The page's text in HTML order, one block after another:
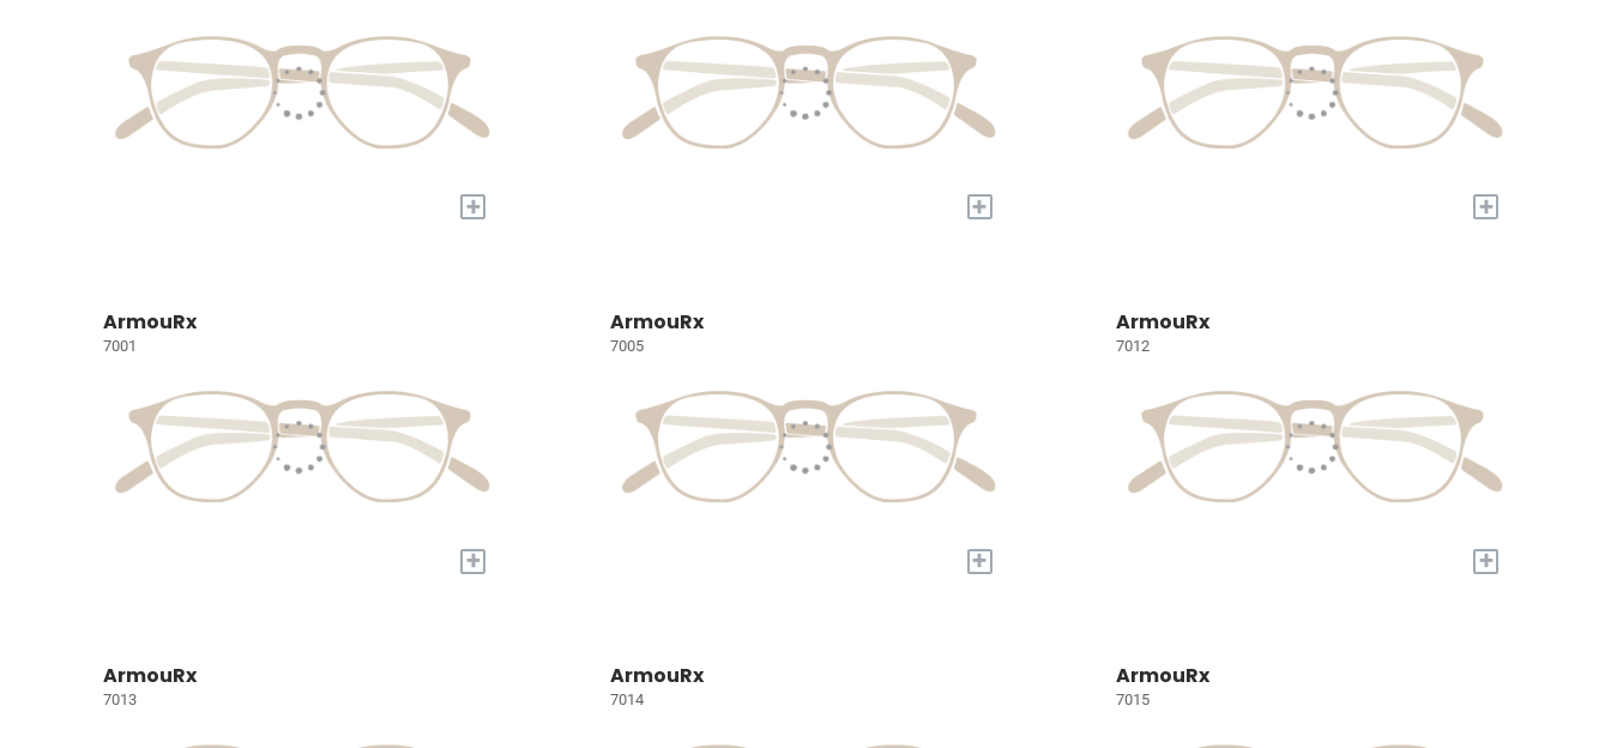
+ + +
ArmouRx
7001
+
ArmouRx
7005
+
ArmouRx
7012
+
ArmouRx
7013
ArmouRx
7014
ArmouRx
7015